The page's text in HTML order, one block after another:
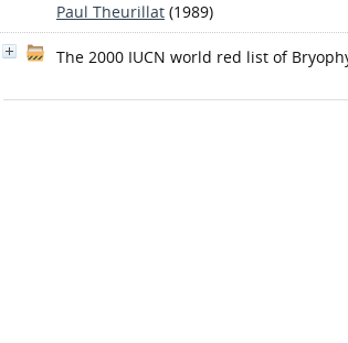
Paul Theurillat (1989)
The 2000 IUCN world red list of